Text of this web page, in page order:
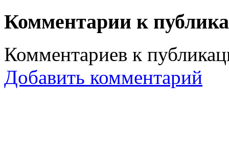
Комментарии к
Комментариев к
Добавить комментарий